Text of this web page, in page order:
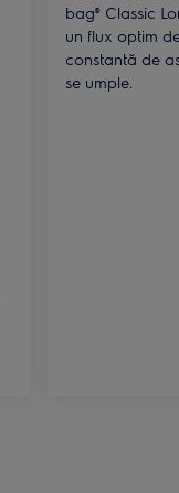
bag® Classic
un flux optim
constantă de
se umple.